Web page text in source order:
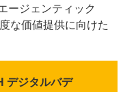
ージェンティック
な価値提供に向けた
デジタルバデ